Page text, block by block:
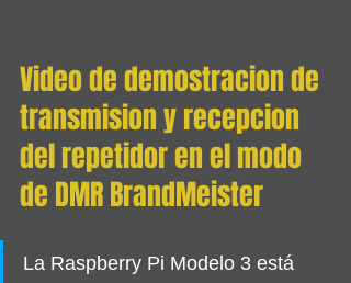
Video de demostracion de
transmision y recepcion
del repetidor en el modo
de DMR BrandMeister
La Raspberry Pi Modelo 3 está